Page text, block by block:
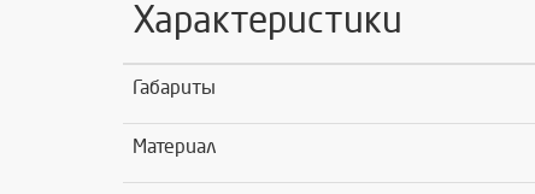
Характеристики
Габариты
Материал